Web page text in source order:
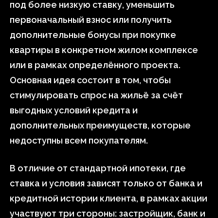
под более низкую ставку, уменьшить
первоначальный взнос или получить
дополнительные бонусы при покупке
квартиры в конкретном жилом комплексе
или в рамках определённого проекта.
Основная идея состоит в том, чтобы
стимулировать спрос на жильё за счёт
выгодных условий кредита и
дополнительных преимуществ, которые
недоступны всем покупателям.
В отличие от стандартной ипотеки, где
ставка и условия зависят только от банка и
кредитной истории клиента, в рамках акции
участвуют три стороны: застройщик, банк и